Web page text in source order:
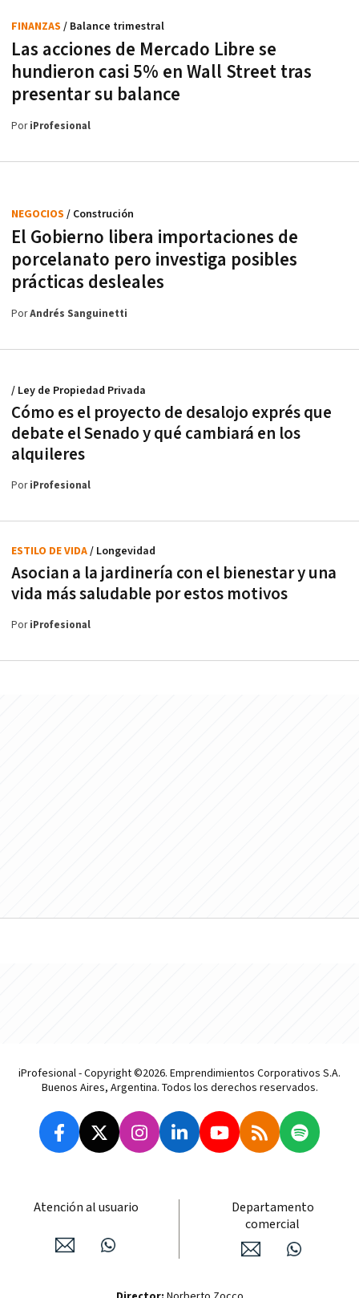
Las acciones de Mercado Libre se
hundieron casi 5% en Wall Street tras
presentar su balance
FINANZAS / Balance trimestral
PoriProfesional
El Gobierno libera importaciones de
porcelanato pero investiga posibles
prácticas desleales
NEGOCIOS / Construción
PorAndrés Sanguinetti
Cómo es el proyecto de desalojo exprés que
debate el Senado y qué cambiará en los
alquileres
/ Ley de Propiedad Privada
PoriProfesional
Asocian a la jardinería con el bienestar y una
vida más saludable por estos motivos
ESTILO DE VIDA/ Longevidad
PoriProfesional
iProfesional - Copyright ©2026. Emprendimientos Corporativos S.A.
Buenos Aires, Argentina. Todos los derechos reservados.
Atención al usuario
Departamento
comercial